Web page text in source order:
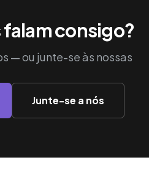
falam consigo?
— ou junte-se às nossas
Junte-se a nós